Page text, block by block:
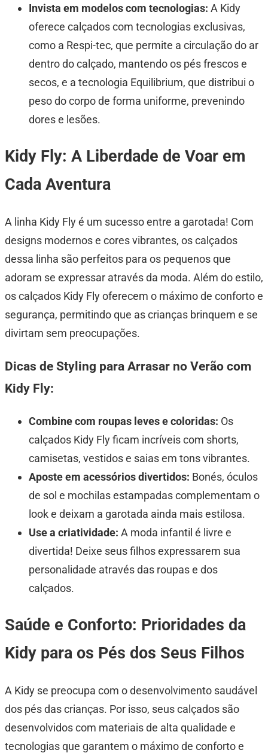
Invista em modelos com tecnologias: A Kidy
oferece calçados com tecnologias exclusivas,
como a Respi-tec, que permite a circulação do ar
dentro do calçado, mantendo os pés frescos e
secos, e a tecnologia Equilibrium, que distribui o
peso do corpo de forma uniforme, prevenindo
dores e lesões.
Kidy Fly: A Liberdade de Voar em
Cada Aventura
A linha Kidy Fly é um sucesso entre a garotada! Com
designs modernos e cores vibrantes, os calçados
dessa linha são perfeitos para os pequenos que
adoram se expressar através da moda. Além do estilo,
os calçados Kidy Fly oferecem o máximo de conforto e
segurança, permitindo que as crianças brinquem e se
divirtam sem preocupações.
Dicas de Styling para Arrasar no Verão com
Kidy Fly:
Combine com roupas leves e coloridas: Os
calçados Kidy Fly ficam incríveis com shorts,
camisetas, vestidos e saias em tons vibrantes.
Aposte em acessórios divertidos: Bonés, óculos
de sol e mochilas estampadas complementam o
look e deixam a garotada ainda mais estilosa.
Use a criatividade: A moda infantil é livre e
divertida! Deixe seus filhos expressarem sua
personalidade através das roupas e dos
calçados.
Saúde e Conforto: Prioridades da
Kidy para os Pés dos Seus Filhos
A Kidy se preocupa com o desenvolvimento saudável
dos pés das crianças. Por isso, seus calçados são
desenvolvidos com materiais de alta qualidade e
tecnologias que garantem o máximo de conforto e